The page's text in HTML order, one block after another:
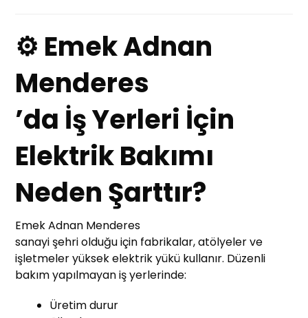
⚙ Emek Adnan
Menderes
’da İş Yerleri İçin
Elektrik Bakımı
Neden Şarttır?
Emek Adnan Menderes
sanayi şehri olduğu için fabrikalar, atölyeler ve
işletmeler yüksek elektrik yükü kullanır. Düzenli
bakım yapılmayan iş yerlerinde:
Üretim durur